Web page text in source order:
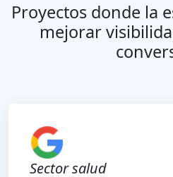
Proyectos donde la
mejorar
Sector salud